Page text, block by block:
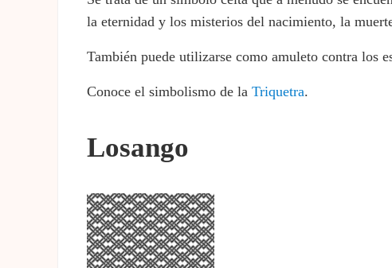
la eternidad y los misterios del nacimiento, la
También puede utilizarse como amuleto contra los
Conoce el simbolismo de laTriquetra.
Losango